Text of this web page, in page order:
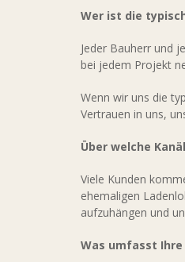
Wer ist die
Jeder Bauherr und
bei jedem Projekt
Wenn wir uns die
Vertrauen in uns,
Über welche
Viele Kunden
ehemaligen
aufzuhängen und
Was umfasst